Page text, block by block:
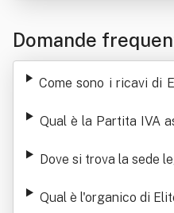
Domande
Spa
Come sono i ricavi di
Qual è la Partita IVA
Dove si trova la sede
Qual è l'organico di